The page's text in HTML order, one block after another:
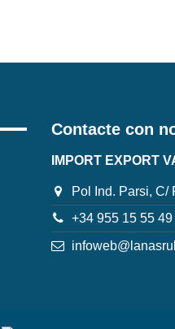
Contacte con
IMPORT EXPORT
Pol Ind. Parsi, C/
+34 955 15 55 49